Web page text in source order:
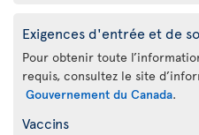
Exigences d'entrée et de
Pour obtenir toute
requis, consultez le site
Gouvernement du Canada.
Vaccins